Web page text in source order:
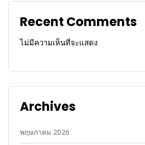
Recent Comments
ไม่มีความเห็นที่จะแสดง
Archives
พฤษภาคม 2026